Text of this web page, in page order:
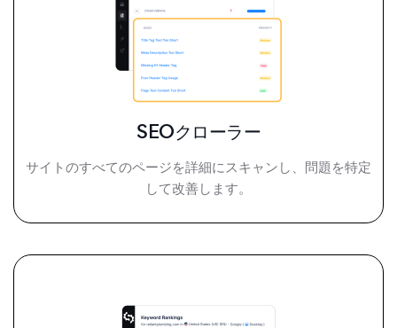
SEOクローラー
サイトのすべてのページを詳細にスキャンし、問題を特定
して改善します。